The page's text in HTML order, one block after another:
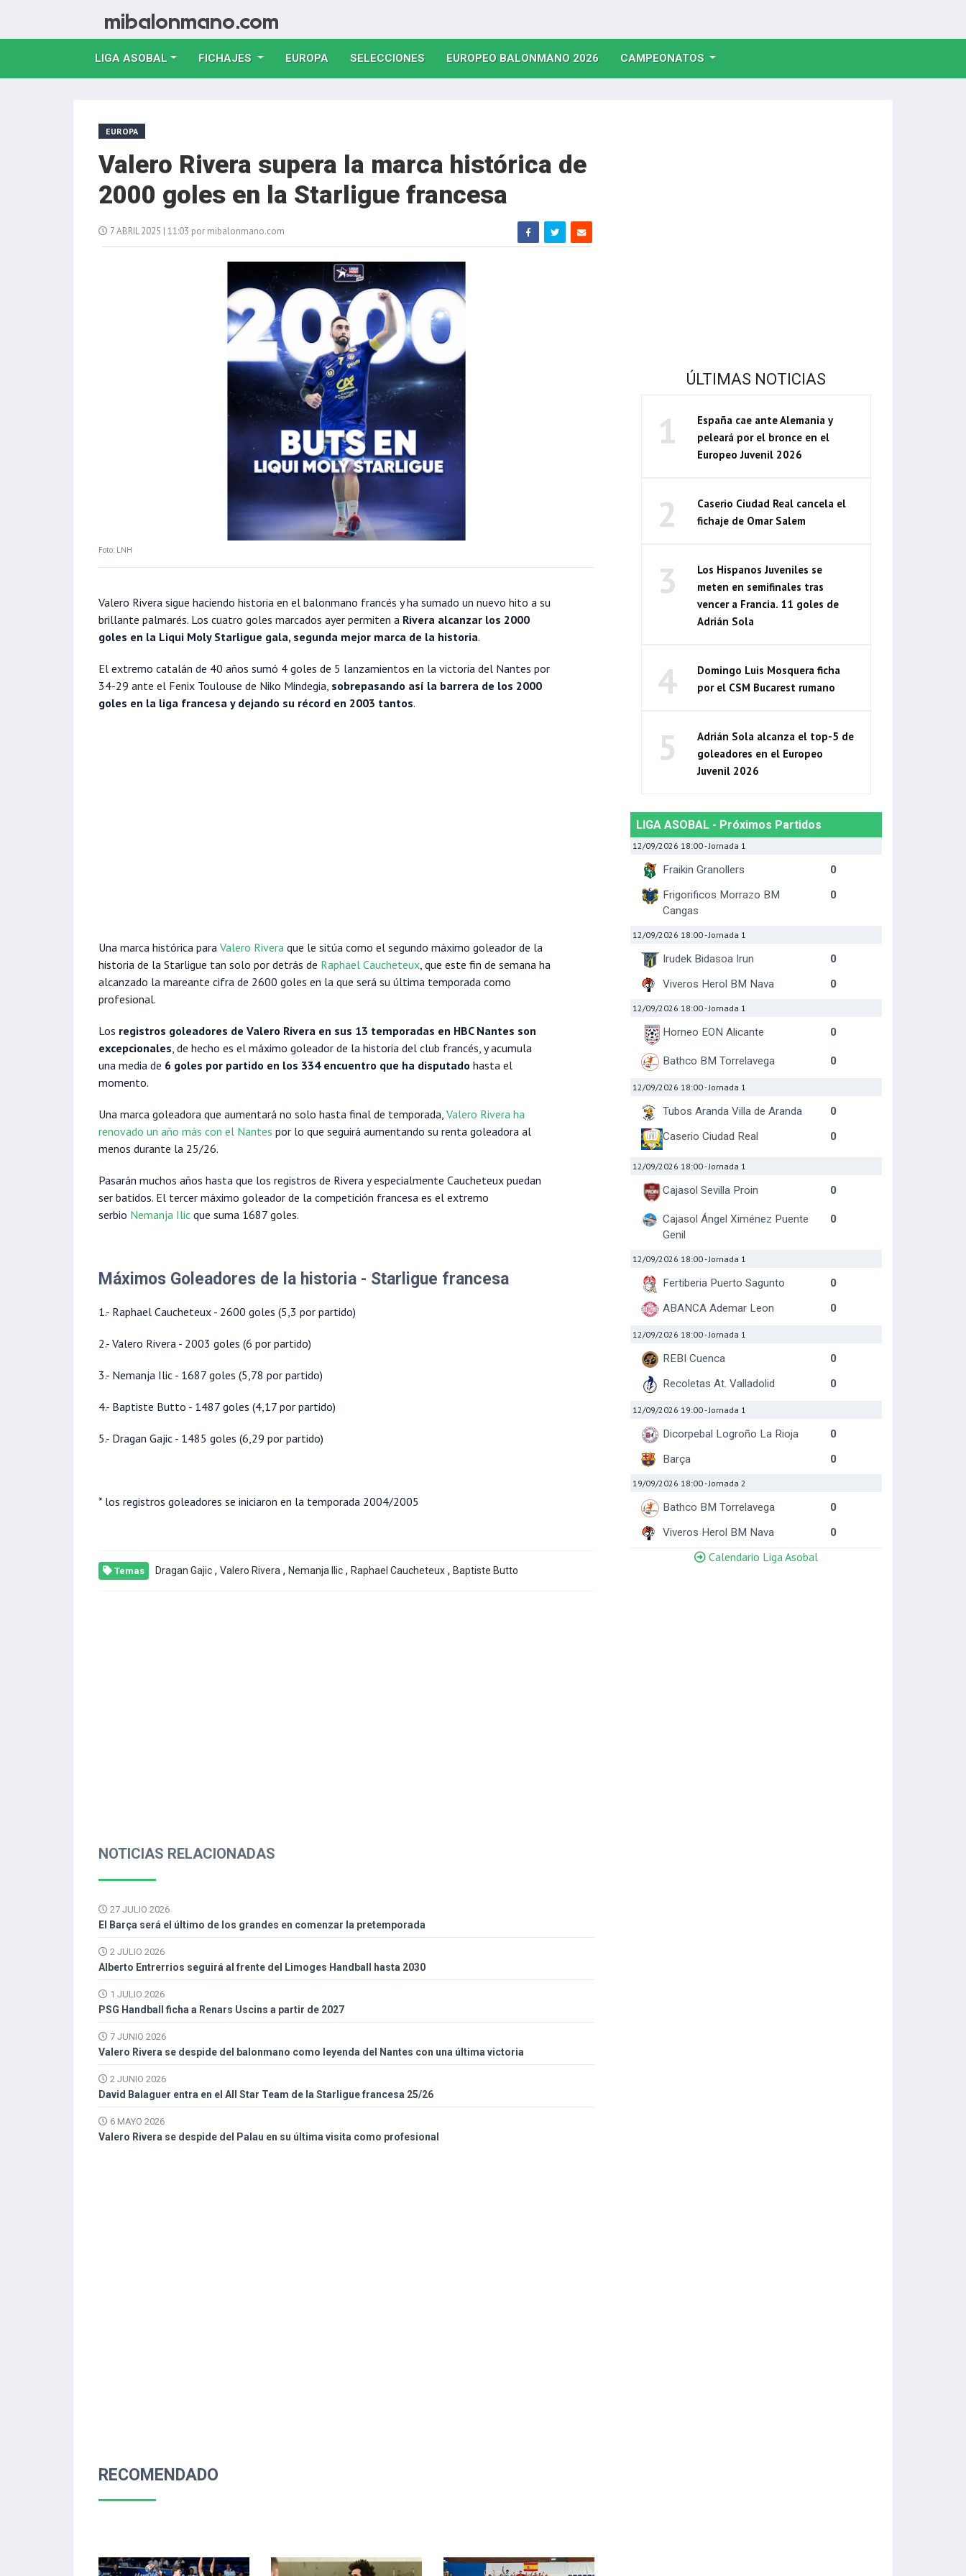
LIGA ASOBAL FICHAJES EUROPA(CURRENT)
SELECCIONES(CURRENT)
EUROPEO BALONMANO 2026(CURRENT)
CAMPEONATOS
EUROPA
Valero Rivera supera la marca histórica de
2000 goles en la Starligue francesa
7 ABRIL 2025 | 11:03 por mibalonmano.com
Foto: LNH
Valero Rivera sigue haciendo historia en el balonmano francés y ha sumado un nuevo hito a su
brillante palmarés. Los cuatro goles marcados ayer permiten a Rivera alcanzar los 2000
goles en la Liqui Moly Starligue gala, segunda mejor marca de la historia.
El extremo catalán de 40 años sumó 4 goles de 5 lanzamientos en la victoria del Nantes por
34-29 ante el Fenix Toulouse de Niko Mindegia, sobrepasando así la barrera de los 2000
goles en la liga francesa y dejando su récord en 2003 tantos.
Una marca histórica para Valero Rivera que le sitúa como el segundo máximo goleador de la
historia de la Starligue tan solo por detrás de Raphael Caucheteux, que este fin de semana ha
alcanzado la mareante cifra de 2600 goles en la que será su última temporada como
profesional.
Los registros goleadores de Valero Rivera en sus 13 temporadas en HBC Nantes son
excepcionales, de hecho es el máximo goleador de la historia del club francés, y acumula
una media de 6 goles por partido en los 334 encuentro que ha disputado hasta el
momento.
Una marca goleadora que aumentará no solo hasta final de temporada, Valero Rivera ha
renovado un año más con el Nantes por lo que seguirá aumentando su renta goleadora al
menos durante la 25/26.
Pasarán muchos años hasta que los registros de Rivera y especialmente Caucheteux puedan
ser batidos. El tercer máximo goleador de la competición francesa es el extremo
serbio Nemanja Ilic que suma 1687 goles.
Máximos Goleadores de la historia - Starligue francesa
1.- Raphael Caucheteux - 2600 goles (5,3 por partido)
2.- Valero Rivera - 2003 goles (6 por partido)
3.- Nemanja Ilic - 1687 goles (5,78 por partido)
4.- Baptiste Butto - 1487 goles (4,17 por partido)
5.- Dragan Gajic - 1485 goles (6,29 por partido)
* los registros goleadores se iniciaron en la temporada 2004/2005
Temas Dragan Gajic , Valero Rivera , Nemanja Ilic , Raphael Caucheteux , Baptiste Butto
NOTICIAS RELACIONADAS
27 JULIO 2026
El Barça será el último de los grandes en comenzar la pretemporada
2 JULIO 2026
Alberto Entrerrios seguirá al frente del Limoges Handball hasta 2030
1 JULIO 2026
PSG Handball ficha a Renars Uscins a partir de 2027
7 JUNIO 2026
Valero Rivera se despide del balonmano como leyenda del Nantes con una última victoria
2 JUNIO 2026
David Balaguer entra en el All Star Team de la Starligue francesa 25/26
6 MAYO 2026
Valero Rivera se despide del Palau en su última visita como profesional
RECOMENDADO
ÚLTIMAS NOTICIAS
1
España cae ante Alemania y
peleará por el bronce en el
Europeo Juvenil 2026
2
Caserio Ciudad Real cancela el
fichaje de Omar Salem
3
Los Hispanos Juveniles se
meten en semifinales tras
vencer a Francia. 11 goles de
Adrián Sola
4
Domingo Luis Mosquera ficha
por el CSM Bucarest rumano
5
Adrián Sola alcanza el top-5 de
goleadores en el Europeo
Juvenil 2026
LIGA ASOBAL - Próximos Partidos
12/09/2026 18:00- Jornada 1
Fraikin Granollers
0
Frigorificos Morrazo BM
Cangas
0
12/09/2026 18:00- Jornada 1
Irudek Bidasoa Irun
0
Viveros Herol BM Nava
0
12/09/2026 18:00- Jornada 1
Horneo EON Alicante 0
Bathco BM Torrelavega 0
12/09/2026 18:00- Jornada 1
Tubos Aranda Villa de Aranda
0
Caserio Ciudad Real
0
12/09/2026 18:00- Jornada 1
Cajasol Sevilla Proin 0
Cajasol Ángel Ximénez Puente
Genil
0
12/09/2026 18:00- Jornada 1
Fertiberia Puerto Sagunto
0
ABANCA Ademar Leon
0
12/09/2026 18:00- Jornada 1
REBI Cuenca
0
Recoletas At. Valladolid
0
12/09/2026 19:00- Jornada 1
Dicorpebal Logroño La Rioja
0
Barça
0
19/09/2026 18:00- Jornada 2
Bathco BM Torrelavega
0
Viveros Herol BM Nava
0
Calendario Liga Asobal